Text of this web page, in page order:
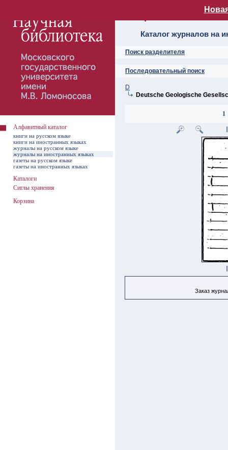
Алфавитный
Каталог журналов на
Поиск разделителя
Последовательный поиск
D
Deutsche Geologische
1
Заказ
Алфавитный каталог
книги на русском языке
книги на иностранных языках
журналы на русском языке
журналы на иностранных языках
газеты на русском языке
газеты на иностранных языках
Каталоги
Сиглы хранения
Корзина